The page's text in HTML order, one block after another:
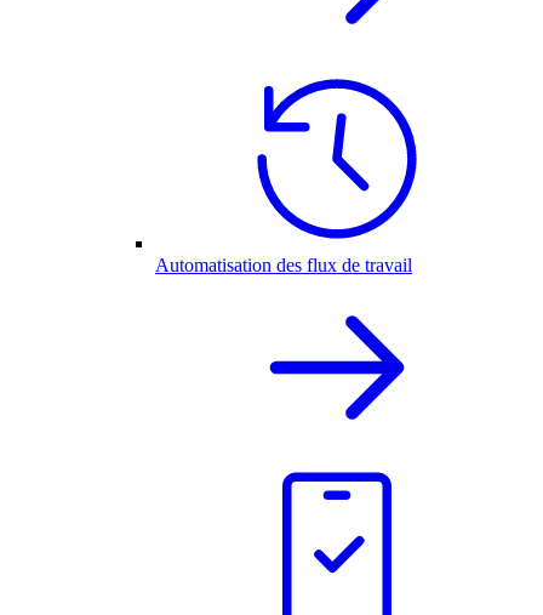
Automatisation des flux de travail